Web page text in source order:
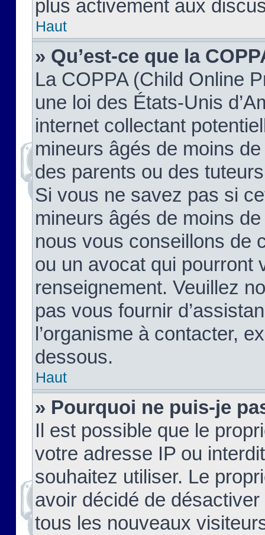
plus activement aux
Haut
» Qu’est-ce que la
La COPPA (Child Online
une loi des États-Unis
internet collectant
mineurs âgés de moins
des parents ou des
Si vous ne savez pas si
mineurs âgés de moins
nous vous conseillons de
ou un avocat qui pourront
renseignement. Veuillez
pas vous fournir
l’organisme à contacter,
dessous.
Haut
» Pourquoi ne puis-je
Il est possible que le
votre adresse IP ou
souhaitez utiliser. Le
avoir décidé de
tous les nouveaux